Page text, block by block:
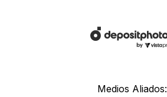
Medios Aliados: